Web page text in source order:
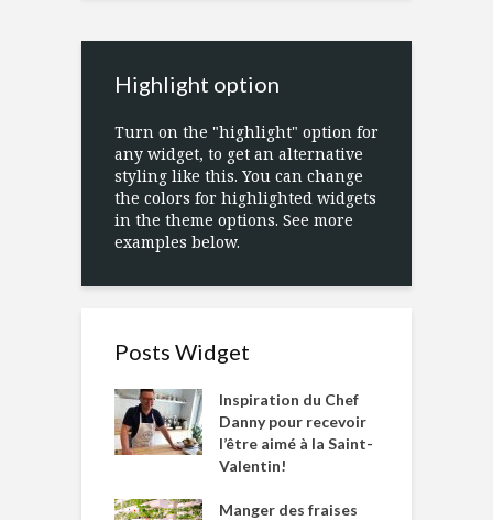
Highlight option
Turn on the "highlight" option for
any widget, to get an alternative
styling like this. You can change
the colors for highlighted widgets
in the theme options. See more
examples below.
Posts Widget
Inspiration du Chef
Danny pour recevoir
l’être aimé à la Saint-
Valentin!
Manger des fraises